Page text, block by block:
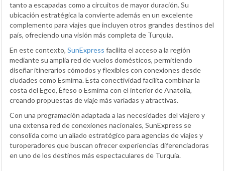
tanto a escapadas como a circuitos de mayor duración. Su
ubicación estratégica la convierte además en un excelente
complemento para viajes que incluyen otros grandes destinos del
país, ofreciendo una visión más completa de Turquía.
En este contexto, SunExpress facilita el acceso a la región
mediante su amplia red de vuelos domésticos, permitiendo
diseñar itinerarios cómodos y flexibles con conexiones desde
ciudades como Esmirna. Esta conectividad facilita combinar la
costa del Egeo, Éfeso o Esmirna con el interior de Anatolia,
creando propuestas de viaje más variadas y atractivas.
Con una programación adaptada a las necesidades del viajero y
una extensa red de conexiones nacionales, SunExpress se
consolida como un aliado estratégico para agencias de viajes y
turoperadores que buscan ofrecer experiencias diferenciadoras
en uno de los destinos más espectaculares de Turquía.